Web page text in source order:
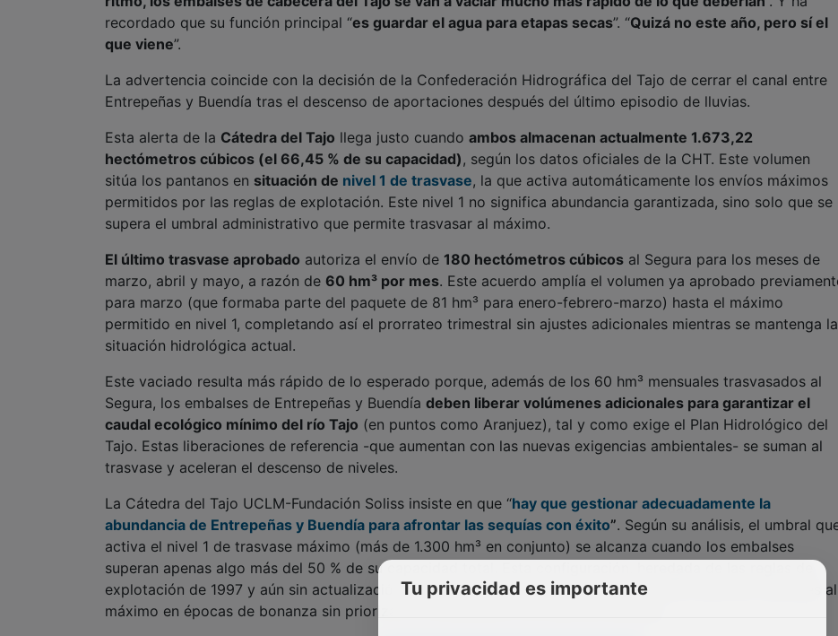
La advertencia coincide con la decisión de la Confederación Hidrográfica del Tajo de cerrar el canal entre
Entrepeñas y Buendía tras el descenso de aportaciones después del último episodio de lluvias.
hectómetros cúbicos (el 66,45 % de su capacidad), según los datos oficiales de la CHT. Este volumen
sitúa los pantanos en situación denivel 1 de trasvase, la que activa automáticamente los envíos máximos
permitidos por las reglas de explotación. Este nivel 1 no significa abundancia garantizada, sino solo que se
supera el umbral administrativo que permite trasvasar al máximo.
El último trasvase aprobadoautoriza el envío de180 hectómetros cúbicosal Segura para los meses de
marzo, abril y mayo, a razón de60 hm³ por mes. Este acuerdo amplía el volumen ya aprobado previamente
para marzo (que formaba parte del paquete de 81 hm³ para enero-febrero-marzo) hasta el máximo
permitido en nivel 1, completando así el prorrateo trimestral sin ajustes adicionales mientras se mantenga la
situación hidrológica actual.
Este vaciado resulta más rápido de lo esperado porque, además de los 60 hm³ mensuales trasvasados al
Segura, los embalses de Entrepeñas y Buendíadeben liberar volúmenes adicionales para garantizar el
caudal ecológico mínimo del río Tajo
Tajo. Estas liberaciones de referencia -que aumentan con las nuevas exigencias ambientales- se suman al
trasvase y aceleran el descenso de niveles.
La Cátedra del Tajo UCLM-Fundación Soliss insiste en que “hay que gestionar adecuadamente la
abundancia de Entrepeñas y Buendía para afrontar las sequías con éxito”. Según su análisis, el umbral que
activa el nivel 1 de trasvase máximo (más de 1.300 hm³ en conjunto) se alcanza cuando los embalses
superan apenas algo más del 50 % de su capacidad total. Esta configuración, heredada de las reglas de
explotación de 1997 y aún sin actualización pese al Plan Hidrológico del Tajo de 2023, permite trasvases al
máximo en épocas de bonanza sin priorizar la consolidación de reservas estables.
Tu privacidad es importante